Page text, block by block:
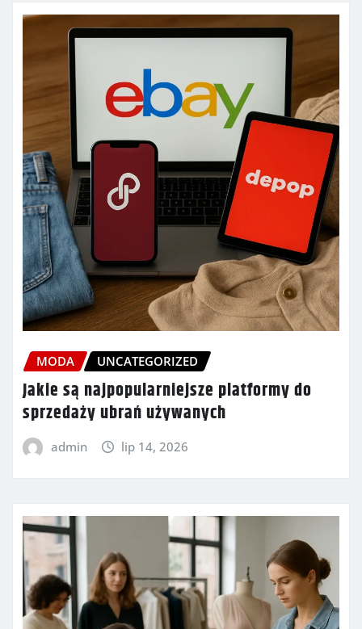
MODA UNCATEGORIZED
Jakie są najpopularniejsze platformy do
sprzedaży ubrań używanych
admin lip 14, 2026